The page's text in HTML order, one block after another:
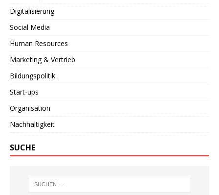
Digitalisierung
Social Media
Human Resources
Marketing & Vertrieb
Bildungspolitik
Start-ups
Organisation
Nachhaltigkeit
SUCHE